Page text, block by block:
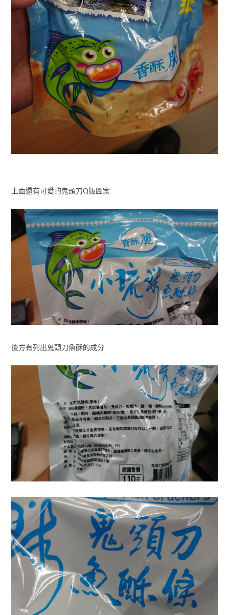
上面還有可愛的鬼頭刀Q版圖案
後方有列出鬼頭刀魚酥的成分